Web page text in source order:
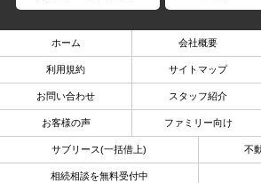
ホーム 会社概要
利用規約 サイトマップ
お問い合わせ スタッフ紹介
お客様の声 ファミリー向け
サブリース(一括借上) 不
相続相談を無料受付中